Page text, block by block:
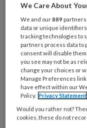
4 DECEMBER 2013
MOgroep:
peuters niet
We Care About
We and our889 partners
data or unique
tracking technologies to
partners process data to
consent will disable
you see may not be as
change your choices or
Manage Preferences link
have effect within our
Policy. Privacy Statement
Would you rather not?
cookies, these do not